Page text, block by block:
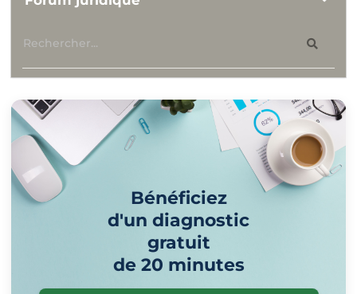
Bénéficiez
d'un diagnostic
gratuit
de 20 minutes